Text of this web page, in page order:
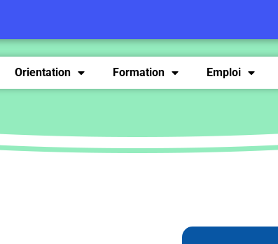
Orientation Formation Emploi